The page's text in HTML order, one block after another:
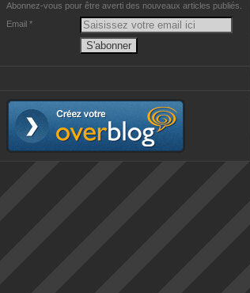
Abonnez-vous pour être averti des nouveaux articles publiés.
Email